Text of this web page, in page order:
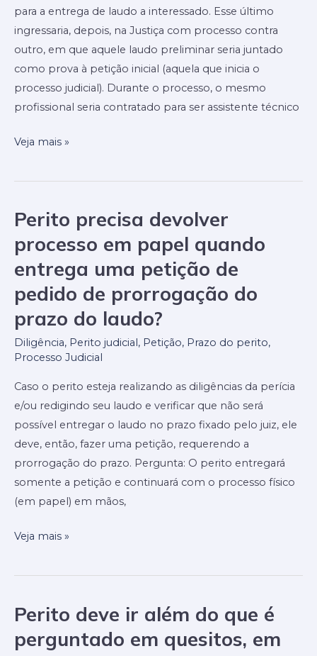
para a entrega de laudo a interessado. Esse último
ingressaria, depois, na Justiça com processo contra
outro, em que aquele laudo preliminar seria juntado
como prova à petição inicial (aquela que inicia o
processo judicial). Durante o processo, o mesmo
profissional seria contratado para ser assistente técnico
profissional
emissor
do
laudo
ser
contratado
assistente
no
processo
Veja mais »
Perito precisa devolver
processo em papel quando
entrega uma petição de
pedido de prorrogação do
prazo do laudo?
Diligência, Perito judicial, Petição, Prazo do perito,
Processo Judicial
Caso o perito esteja realizando as diligências da perícia
e/ou redigindo seu laudo e verificar que não será
possível entregar o laudo no prazo fixado pelo juiz, ele
deve, então, fazer uma petição, requerendo a
prorrogação do prazo. Pergunta: O perito entregará
somente a petição e continuará com o processo físico
(em papel) em mãos,
Perito
devolver
processo
em
quando
entrega
petição
de
pedido
de
prorrogação
do
prazo
laudo?
Veja mais »
Perito deve ir além do que é
perguntado em quesitos, em
Perito
ir